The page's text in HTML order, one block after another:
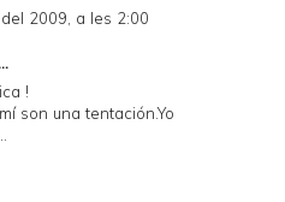
2009, a les 2:00
!
son una tentación.Yo